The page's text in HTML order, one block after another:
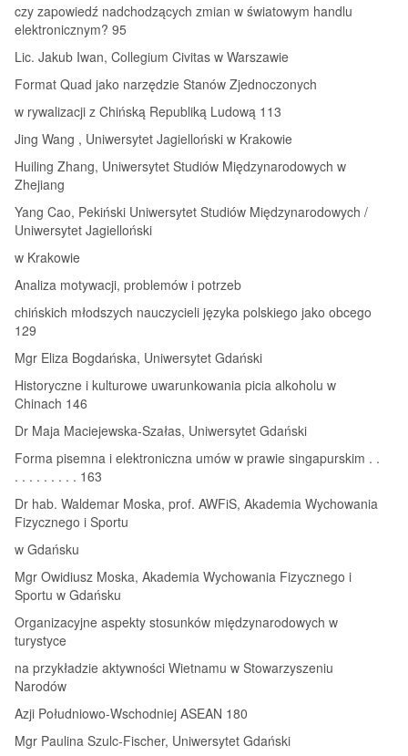
czy zapowiedź nadchodzących zmian w światowym handlu
elektronicznym? 95
Lic. Jakub Iwan, Collegium Civitas w Warszawie
Format Quad jako narzędzie Stanów Zjednoczonych
w rywalizacji z Chińską Republiką Ludową 113
Jing Wang , Uniwersytet Jagielloński w Krakowie
Huiling Zhang, Uniwersytet Studiów Międzynarodowych w
Zhejiang
Yang Cao, Pekiński Uniwersytet Studiów Międzynarodowych /
Uniwersytet Jagielloński
w Krakowie
Analiza motywacji, problemów i potrzeb
chińskich młodszych nauczycieli języka polskiego jako obcego
129
Mgr Eliza Bogdańska, Uniwersytet Gdański
Historyczne i kulturowe uwarunkowania picia alkoholu w
Chinach 146
Dr Maja Maciejewska-Szałas, Uniwersytet Gdański
Forma pisemna i elektroniczna umów w prawie singapurskim . .
. . . . . . . . . 163
Dr hab. Waldemar Moska, prof. AWFiS, Akademia Wychowania
Fizycznego i Sportu
w Gdańsku
Mgr Owidiusz Moska, Akademia Wychowania Fizycznego i
Sportu w Gdańsku
Organizacyjne aspekty stosunków międzynarodowych w
turystyce
na przykładzie aktywności Wietnamu w Stowarzyszeniu
Narodów
Azji Południowo-Wschodniej ASEAN 180
Mgr Paulina Szulc-Fischer, Uniwersytet Gdański